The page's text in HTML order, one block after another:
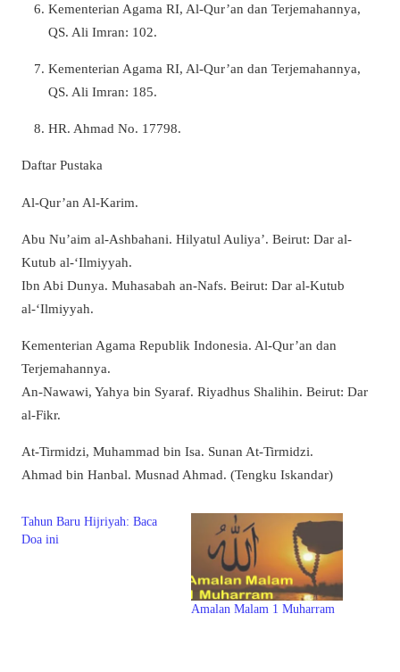
Kementerian Agama RI, Al-Qur’an dan Terjemahannya,
QS. Ali Imran: 102.
Kementerian Agama RI, Al-Qur’an dan Terjemahannya,
QS. Ali Imran: 185.
HR. Ahmad No. 17798.
Daftar Pustaka
Al-Qur’an Al-Karim.
Abu Nu’aim al-Ashbahani. Hilyatul Auliya’. Beirut: Dar al-
Kutub al-‘Ilmiyyah.
Ibn Abi Dunya. Muhasabah an-Nafs. Beirut: Dar al-Kutub
al-‘Ilmiyyah.
Kementerian Agama Republik Indonesia. Al-Qur’an dan
Terjemahannya.
An-Nawawi, Yahya bin Syaraf. Riyadhus Shalihin. Beirut: Dar
al-Fikr.
At-Tirmidzi, Muhammad bin Isa. Sunan At-Tirmidzi.
Ahmad bin Hanbal. Musnad Ahmad. (Tengku Iskandar)
Tahun Baru Hijriyah: Baca
Doa ini
Amalan Malam 1 Muharram